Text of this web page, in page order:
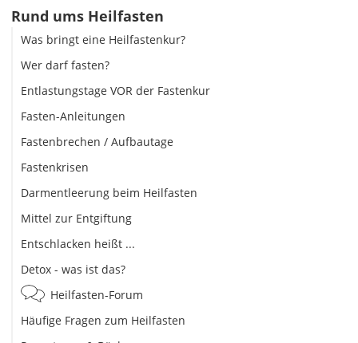
Rund ums Heilfasten
Was bringt eine Heilfastenkur?
Wer darf fasten?
Entlastungstage VOR der Fastenkur
Fasten-Anleitungen
Fastenbrechen / Aufbautage
Fastenkrisen
Darmentleerung beim Heilfasten
Mittel zur Entgiftung
Entschlacken heißt ...
Detox - was ist das?
Heilfasten-Forum
Häufige Fragen zum Heilfasten